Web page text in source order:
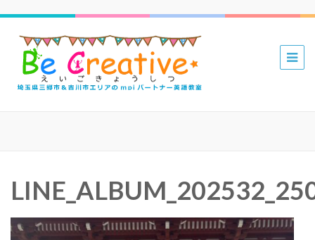
三郷 吉川
mpiパー
えいごき
ょうしつ